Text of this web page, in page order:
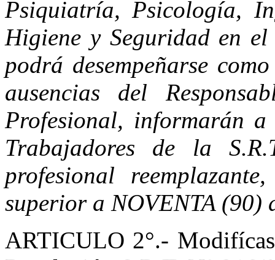
Psiquiatría, Psicología,
Higiene y Seguridad en
podrá desempeñarse
ausencias del
Profesional, informarán
Trabajadores de la
profesional
superior a NOVENTA (90)
ARTICULO 2°.-